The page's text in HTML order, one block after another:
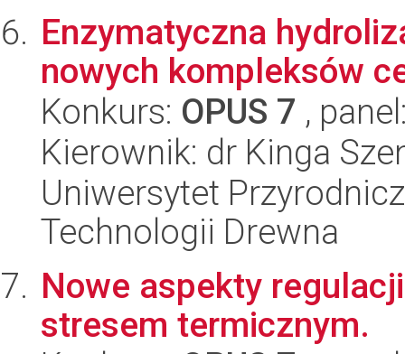
Enzymatyczna
nowych kompleksów
Konkurs: OPUS 7 ,
Kierownik: dr Kinga
Uniwersytet
Technologii Drewna
Nowe aspekty
stresem termicznym.